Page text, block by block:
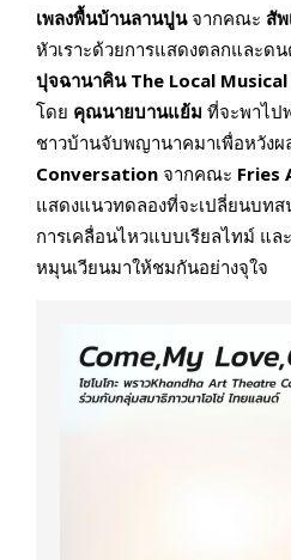
เพลงพื้นบ้านลานปูนจากคณะ สัพ
หัวเราะด้วยการแสดงตลกและ
ปุจฉานาคิน The Local Musical
โดย คุณนายบานแย้ม ที่จะพาไป
ชาวบ้านจับพญานาคมาเพื่อหวังผ
Conversation จากคณะ Fries
แสดงแนวทดลองที่จะเปลี่ยนบท
การเคลื่อนไหวแบบเรียลไทม์ แ
หมุนเวียนมาให้ชมกันอย่างจุใจ